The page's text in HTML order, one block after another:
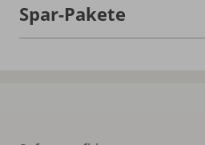
Spar-Pakete